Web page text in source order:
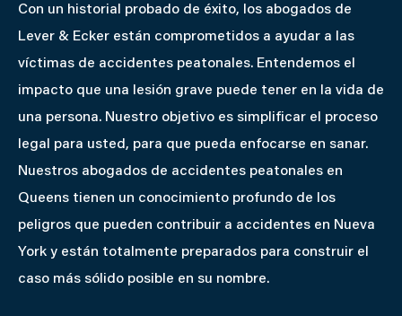
Con un historial probado de éxito, los abogados de
Lever & Ecker están comprometidos a ayudar a las
víctimas de accidentes peatonales. Entendemos el
impacto que una lesión grave puede tener en la vida de
una persona. Nuestro objetivo es simplificar el proceso
legal para usted, para que pueda enfocarse en sanar.
Nuestros abogados de accidentes peatonales en
Queens tienen un conocimiento profundo de los
peligros que pueden contribuir a accidentes en Nueva
York y están totalmente preparados para construir el
caso más sólido posible en su nombre.